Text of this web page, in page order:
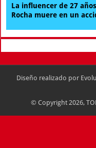
La influencer de 27
Rocha muere en un
Diseño realizado por
© Copyright 2026,